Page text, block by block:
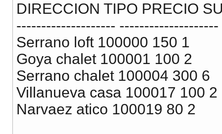
DIRECCION TIPO PRECIO
--------------------
Serrano loft 100000 150 1
Goya chalet 100001 100 2
Serrano chalet 100004 300 6
Villanueva casa 100017 100 2
Narvaez atico 100019 80 2